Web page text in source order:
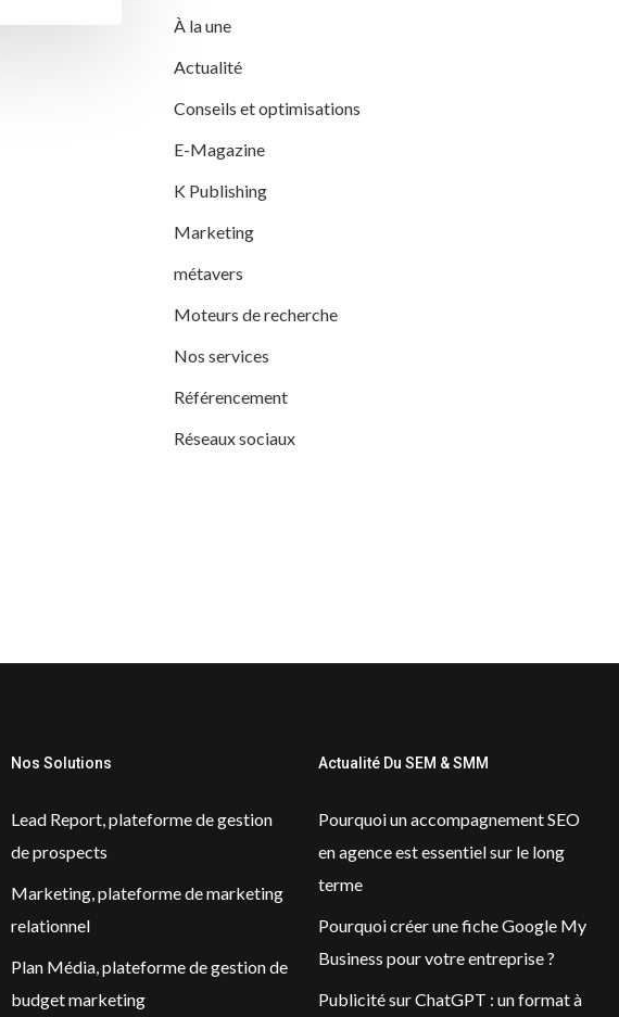
À la une
Actualité
Conseils et optimisations
E-Magazine
K Publishing
Marketing
métavers
Moteurs de recherche
Nos services
Référencement
Réseaux sociaux
Nos Solutions
Lead Report, plateforme de gestion
de prospects
Marketing, plateforme de marketing
relationnel
Plan Média, plateforme de gestion de
budget marketing
Actualité Du SEM & SMM
Pourquoi un accompagnement SEO
en agence est essentiel sur le long
terme
Pourquoi créer une fiche Google My
Business pour votre entreprise ?
Publicité sur ChatGPT : un format à